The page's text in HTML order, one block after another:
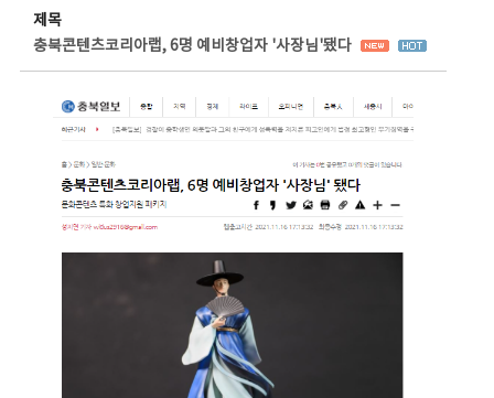
제목
충북콘텐츠코리아랩, 6명 예비창업자 '사장님'됐다